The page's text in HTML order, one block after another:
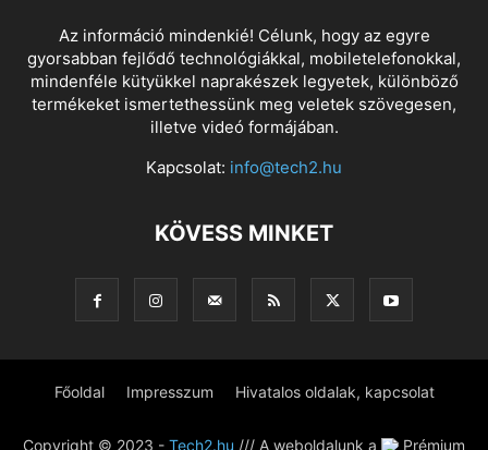
Az információ mindenkié! Célunk, hogy az egyre
gyorsabban fejlődő technológiákkal, mobiletelefonokkal,
mindenféle kütyükkel naprakészek legyetek, különböző
termékeket ismertethessünk meg veletek szövegesen,
illetve videó formájában.
Kapcsolat: info@tech2.hu
KÖVESS MINKET
Főoldal Impresszum Hivatalos oldalak, kapcsolat
Copyright © 2023 - Tech2.hu /// A weboldalunk a Prémium